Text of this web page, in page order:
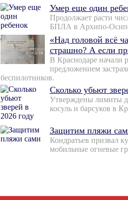
Умер еще один
Продолжает расти
БПЛА в Архипо-
«Над головой всё
страшно? А если
В Краснодаре начали
предложением
беспилотников.
Сколько убьют
Утверждены лимиты
косуль и барсуков в
Защитим пляжи
Кондратьев призвал
мобильные огневые